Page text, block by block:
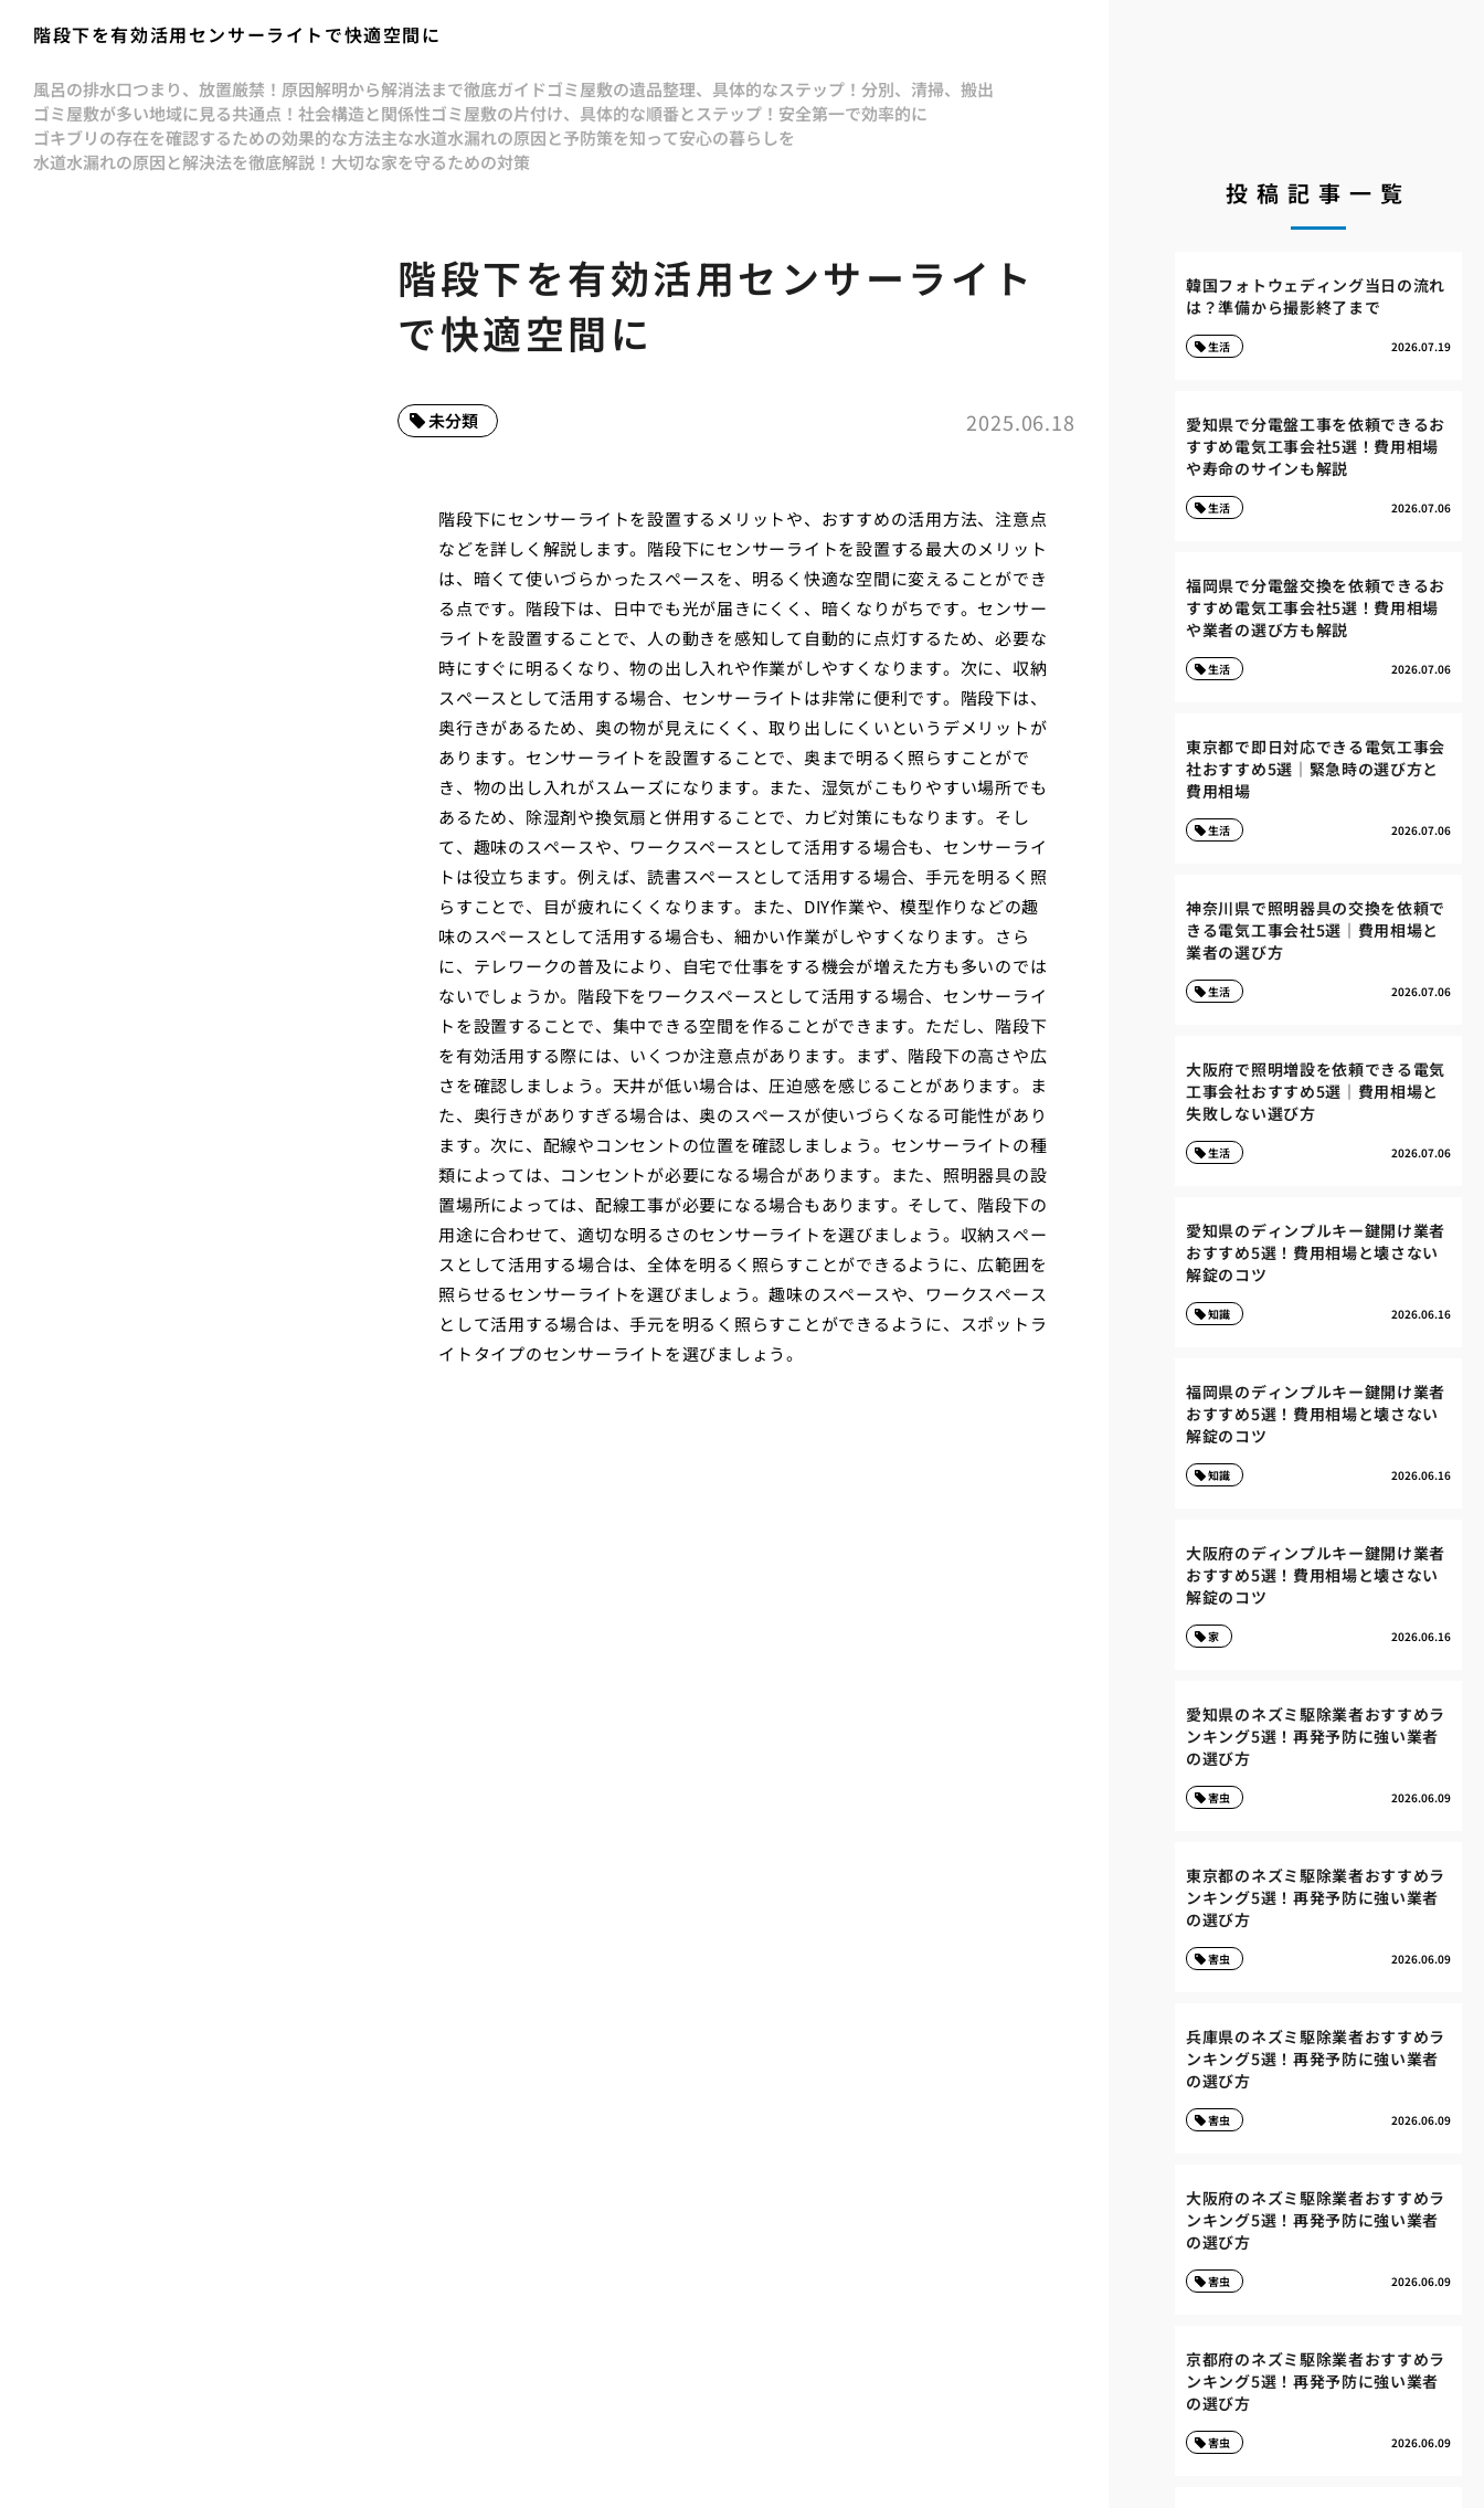
階段下を有効活用センサーライトで快適空間に
風呂の排水口つまり、放置厳禁！原因解明から解消法まで徹底ガイドゴミ屋敷の遺品整理、具体的なステップ！分別、清掃、搬出
ゴミ屋敷が多い地域に見る共通点！社会構造と関係性ゴミ屋敷の片付け、具体的な順番とステップ！安全第一で効率的に
ゴキブリの存在を確認するための効果的な方法主な水道水漏れの原因と予防策を知って安心の暮らしを
水道水漏れの原因と解決法を徹底解説！大切な家を守るための対策
階段下を有効活用センサーライト
で快適空間に
2025.06.18
未分類
階段下にセンサーライトを設置するメリットや、おすすめの活用方法、注意点
などを詳しく解説します。階段下にセンサーライトを設置する最大のメリット
は、暗くて使いづらかったスペースを、明るく快適な空間に変えることができ
る点です。階段下は、日中でも光が届きにくく、暗くなりがちです。センサー
ライトを設置することで、人の動きを感知して自動的に点灯するため、必要な
時にすぐに明るくなり、物の出し入れや作業がしやすくなります。次に、収納
スペースとして活用する場合、センサーライトは非常に便利です。階段下は、
奥行きがあるため、奥の物が見えにくく、取り出しにくいというデメリットが
あります。センサーライトを設置することで、奥まで明るく照らすことがで
き、物の出し入れがスムーズになります。また、湿気がこもりやすい場所でも
あるため、除湿剤や換気扇と併用することで、カビ対策にもなります。そし
て、趣味のスペースや、ワークスペースとして活用する場合も、センサーライ
トは役立ちます。例えば、読書スペースとして活用する場合、手元を明るく照
らすことで、目が疲れにくくなります。また、DIY作業や、模型作りなどの趣
味のスペースとして活用する場合も、細かい作業がしやすくなります。さら
に、テレワークの普及により、自宅で仕事をする機会が増えた方も多いのでは
ないでしょうか。階段下をワークスペースとして活用する場合、センサーライ
トを設置することで、集中できる空間を作ることができます。ただし、階段下
を有効活用する際には、いくつか注意点があります。まず、階段下の高さや広
さを確認しましょう。天井が低い場合は、圧迫感を感じることがあります。ま
た、奥行きがありすぎる場合は、奥のスペースが使いづらくなる可能性があり
ます。次に、配線やコンセントの位置を確認しましょう。センサーライトの種
類によっては、コンセントが必要になる場合があります。また、照明器具の設
置場所によっては、配線工事が必要になる場合もあります。そして、階段下の
用途に合わせて、適切な明るさのセンサーライトを選びましょう。収納スペー
スとして活用する場合は、全体を明るく照らすことができるように、広範囲を
照らせるセンサーライトを選びましょう。趣味のスペースや、ワークスペース
として活用する場合は、手元を明るく照らすことができるように、スポットラ
イトタイプのセンサーライトを選びましょう。
投稿記事一覧
韓国フォトウェディング当日の流れ
は？準備から撮影終了まで
2026.07.19
生活
愛知県で分電盤工事を依頼できるお
すすめ電気工事会社5選！費用相場
や寿命のサインも解説
2026.07.06
生活
福岡県で分電盤交換を依頼できるお
すすめ電気工事会社5選！費用相場
や業者の選び方も解説
2026.07.06
生活
東京都で即日対応できる電気工事会
社おすすめ5選｜緊急時の選び方と
費用相場
2026.07.06
生活
神奈川県で照明器具の交換を依頼で
きる電気工事会社5選｜費用相場と
業者の選び方
2026.07.06
生活
大阪府で照明増設を依頼できる電気
工事会社おすすめ5選｜費用相場と
失敗しない選び方
2026.07.06
生活
愛知県のディンプルキー鍵開け業者
おすすめ5選！費用相場と壊さない
解錠のコツ
2026.06.16
知識
福岡県のディンプルキー鍵開け業者
おすすめ5選！費用相場と壊さない
解錠のコツ
2026.06.16
知識
大阪府のディンプルキー鍵開け業者
おすすめ5選！費用相場と壊さない
解錠のコツ
2026.06.16
家
愛知県のネズミ駆除業者おすすめラ
ンキング5選！再発予防に強い業者
の選び方
2026.06.09
害虫
東京都のネズミ駆除業者おすすめラ
ンキング5選！再発予防に強い業者
の選び方
2026.06.09
害虫
兵庫県のネズミ駆除業者おすすめラ
ンキング5選！再発予防に強い業者
の選び方
2026.06.09
害虫
大阪府のネズミ駆除業者おすすめラ
ンキング5選！再発予防に強い業者
の選び方
2026.06.09
害虫
京都府のネズミ駆除業者おすすめラ
ンキング5選！再発予防に強い業者
の選び方
2026.06.09
害虫